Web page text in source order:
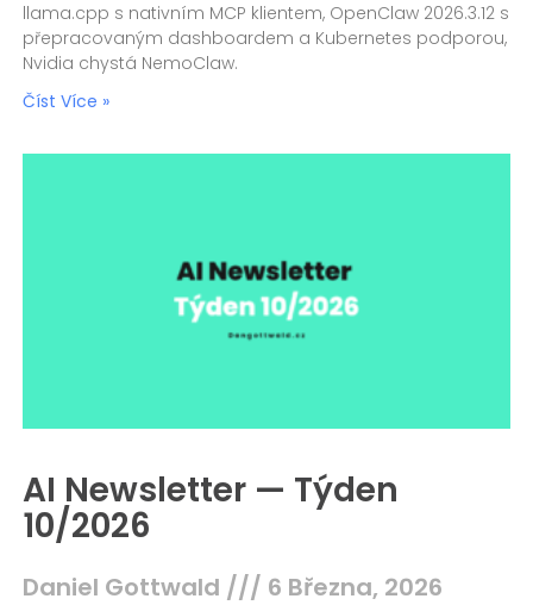
llama.cpp s nativním MCP klientem, OpenClaw 2026.3.12 s
přepracovaným dashboardem a Kubernetes podporou,
Nvidia chystá NemoClaw.
Číst Více »
AI Newsletter — Týden
10/2026
Daniel Gottwald 6 Března, 2026